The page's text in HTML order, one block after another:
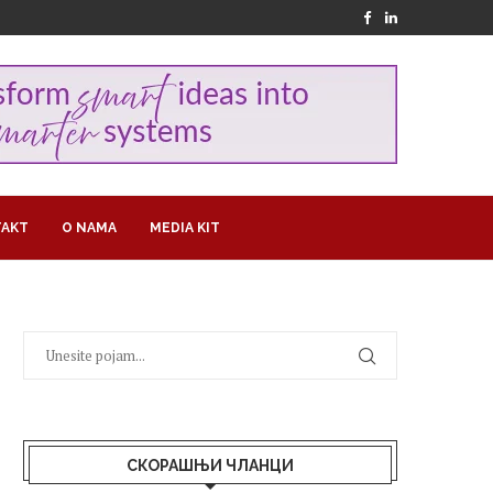
O NAMA MEDIA KIT
СКОРАШЊИ ЧЛАНЦИ